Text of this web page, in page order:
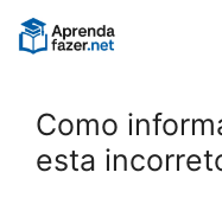
Pular
para
Como
esta